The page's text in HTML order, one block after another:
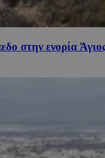
στην ενορία